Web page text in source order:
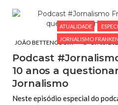
ATUALIDADE
JORNALISMO
JOÃO BETTENCOURT 19/05/
Podcast
10 anos a
Jornalismo
Neste episódio especial do